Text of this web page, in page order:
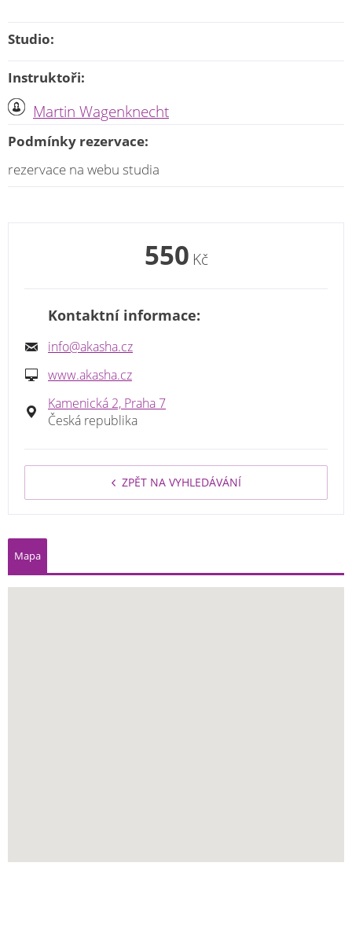
Studio:
Instruktoři:
Martin Wagenknecht
Podmínky rezervace:
rezervace na webu studia
550 Kč
Kontaktní informace:
info@akasha.cz
www.akasha.cz
Kamenická 2, Praha 7
Česká republika
ZPĚT NA VYHLEDÁVÁNÍ
Mapa